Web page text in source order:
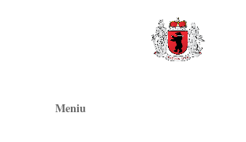
Meniu